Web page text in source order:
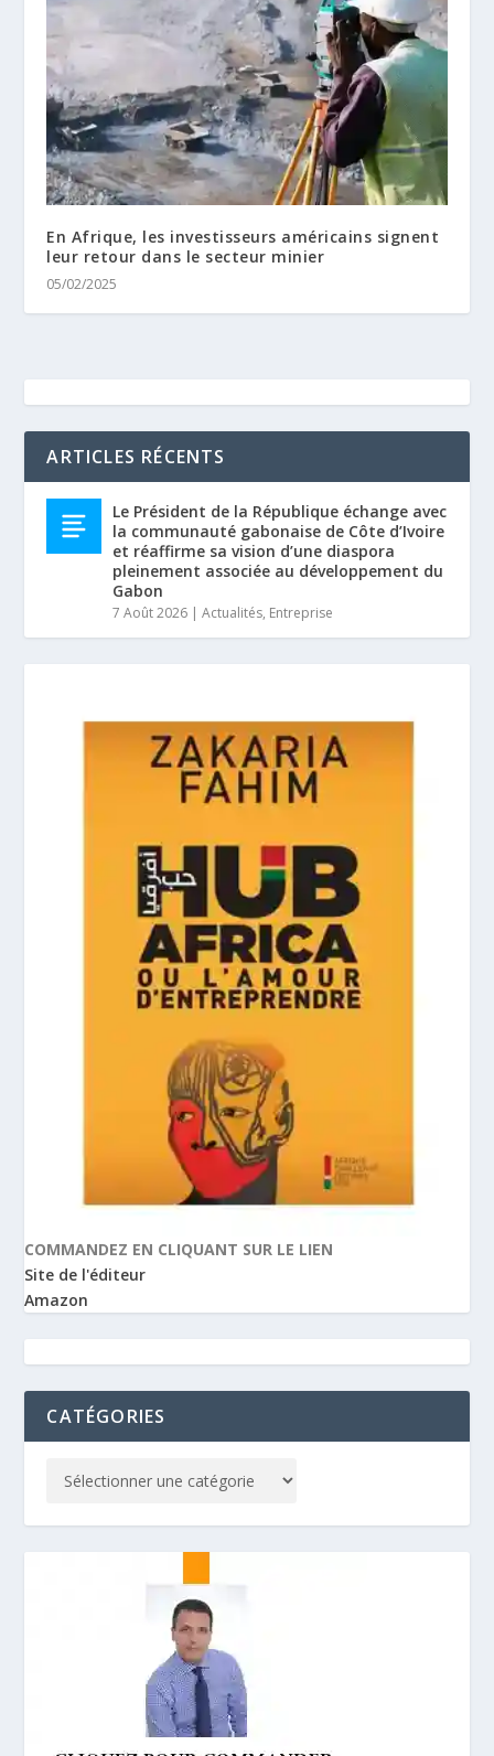
En Afrique, les investisseurs américains signent
leur retour dans le secteur minier
05/02/2025
ARTICLES RÉCENTS
Le Président de la République échange avec
la communauté gabonaise de Côte d’Ivoire
et réaffirme sa vision d’une diaspora
pleinement associée au développement du
Gabon
7 Août 2026 |Actualités, Entreprise
COMMANDEZ EN CLIQUANT SUR LE LIEN
Site de l'éditeur
Amazon
CATÉGORIES